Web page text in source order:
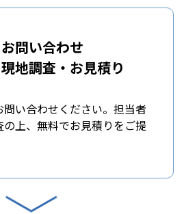
お問い合わせ
現地調査・お見積り
い合わせください。担当者
上、無料でお見積りをご提